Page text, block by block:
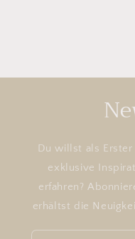
Du willst als Erster
exklusive
erfahren?
erhältst die